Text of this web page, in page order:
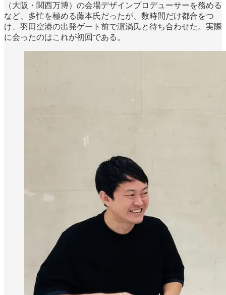
（大阪・関西万博）の会場デザインプロデューサーを務める
など、多忙を極める藤本氏だったが、数時間だけ都合をつ
け、羽田空港の出発ゲート前で濵渦氏と待ち合わせた。実際
に会ったのはこれが初回である。